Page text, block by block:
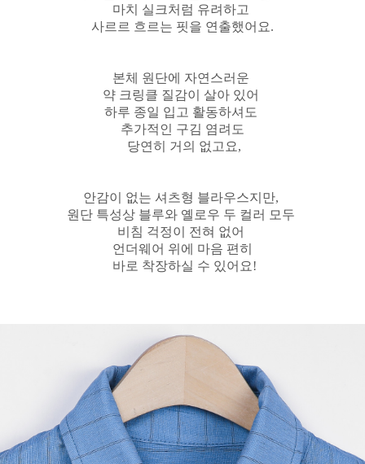
마치 실크처럼 유려하고
사르르 흐르는 핏을 연출했어요.
본체 원단에 자연스러운
약 크링클 질감이 살아 있어
하루 종일 입고 활동하셔도
추가적인 구김 염려도
당연히 거의 없고요,
안감이 없는 셔츠형 블라우스지만,
원단 특성상 블루와 옐로우 두 컬러 모두
비침 걱정이 전혀 없어
언더웨어 위에 마음 편히
바로 착장하실 수 있어요!